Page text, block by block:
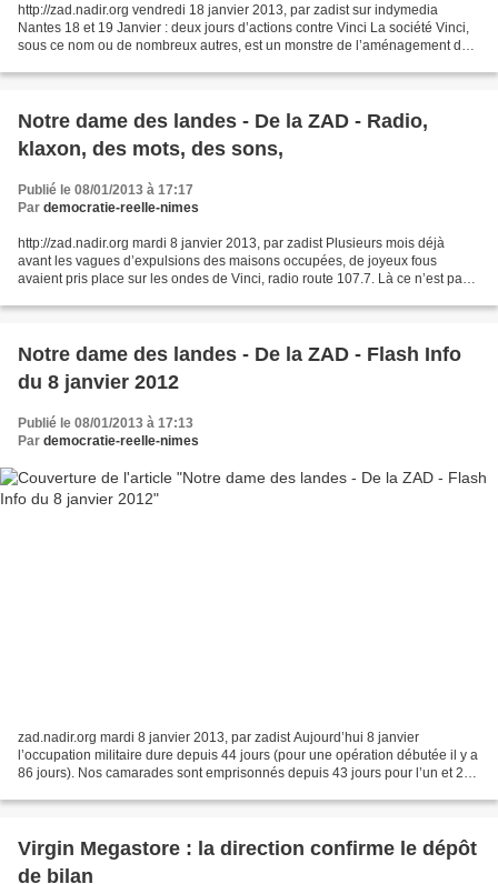
http://zad.nadir.org vendredi 18 janvier 2013, par zadist sur indymedia
Nantes 18 et 19 Janvier : deux jours d’actions contre Vinci La société Vinci,
sous ce nom ou de nombreux autres, est un monstre de l’aménagement des
Notre dame des landes - De la ZAD - Radio,
klaxon, des mots, des sons,
Publié le 08/01/2013 à 17:17
Par democratie-reelle-nimes
http://zad.nadir.org mardi 8 janvier 2013, par zadist Plusieurs mois déjà
avant les vagues d’expulsions des maisons occupées, de joyeux fous
avaient pris place sur les ondes de Vinci, radio route 107.7. Là ce n’est pas
Notre dame des landes - De la ZAD - Flash Info
du 8 janvier 2012
Publié le 08/01/2013 à 17:13
Par democratie-reelle-nimes
zad.nadir.org mardi 8 janvier 2013, par zadist Aujourd’hui 8 janvier
l’occupation militaire dure depuis 44 jours (pour une opération débutée il y a
86 jours). Nos camarades sont emprisonnés depuis 43 jours pour l’un et 22
Virgin Megastore : la direction confirme le dépôt
de bilan